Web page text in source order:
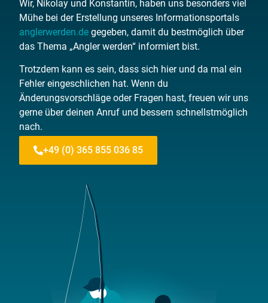
Wir, Nikolay und Konstantin, haben uns besonders viel
Mühe bei der Erstellung unseres Informationsportals
anglerwerden.de gegeben, damit du bestmöglich über
das Thema „Angler werden“ informiert bist.
Trotzdem kann es sein, dass sich hier und da mal ein
Fehler eingeschlichen hat. Wenn du
Änderungsvorschläge oder Fragen hast, freuen wir uns
gerne über deinen Anruf und bessern schnellstmöglich
nach.
+49 (0) 365 855 036 85